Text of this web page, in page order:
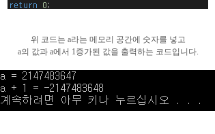
위 코드는 a라는 메모리 공간에 숫자를 넣고
a의 값과 a에서 1증가된 값을 출력하는 코드입니다.